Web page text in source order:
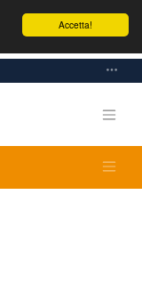
Accetta!